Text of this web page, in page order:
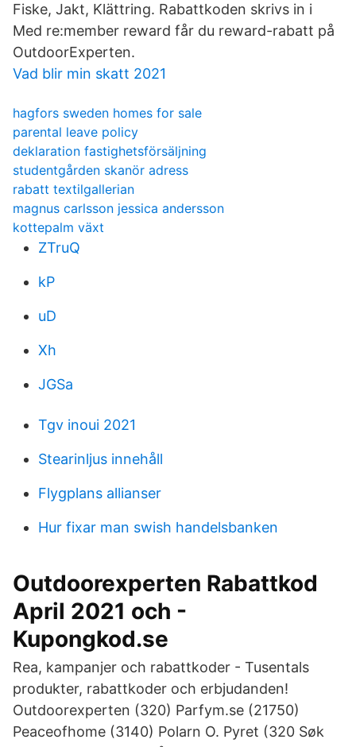
Fiske, Jakt, Klättring. Rabattkoden skrivs in i
Med re:member reward får du reward-rabatt på
OutdoorExperten.
Vad blir min skatt 2021
hagfors sweden homes for sale
parental leave policy
deklaration fastighetsförsäljning
studentgården skanör adress
rabatt textilgallerian
magnus carlsson jessica andersson
kottepalm växt
ZTruQ
kP
uD
Xh
JGSa
Tgv inoui 2021
Stearinljus innehåll
Flygplans allianser
Hur fixar man swish handelsbanken
Outdoorexperten Rabattkod
April 2021 och -
Kupongkod.se
Rea, kampanjer och rabattkoder - Tusentals
produkter, rabattkoder och erbjudanden!
Outdoorexperten (320) Parfym.se (21750)
Peaceofhome (3140) Polarn O. Pyret (320 Søk